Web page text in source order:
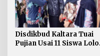
Disdikbud Kaltara Tuai
Pujian Usai 11 Siswa